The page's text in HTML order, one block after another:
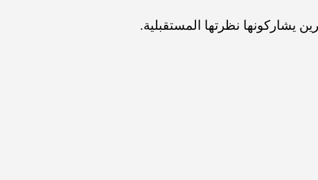
يشاركونها نظرتها المستقبلية.